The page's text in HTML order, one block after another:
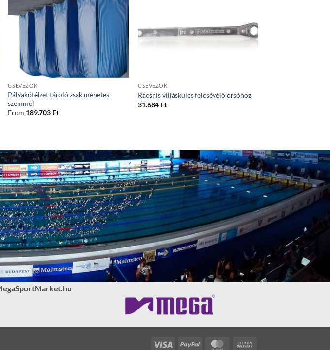
CSÉVÉZŐK
Pályakötélzet tároló zsák menetes
szemmel
From 189.703 Ft
CSÉVÉZŐK
Racsnis villáskulcs felcsévélő orsóhoz
31.684 Ft
Visa PayPal MasterCard